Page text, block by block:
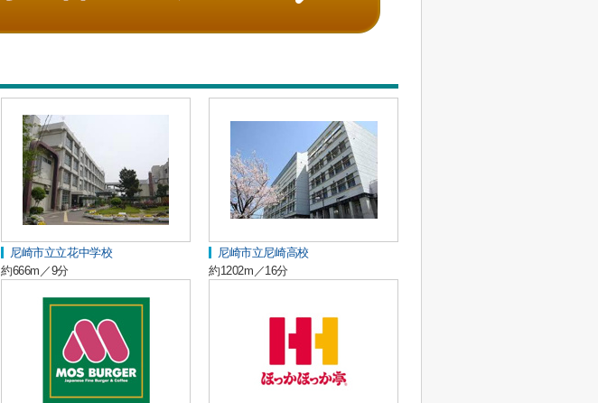
尼崎市立立花中学校
約666m／9分
尼崎市立尼崎高校
約1202m／16分